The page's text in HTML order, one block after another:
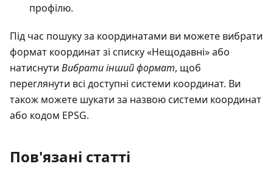
профілю.
Під час пошуку за координатами ви можете вибрати
формат координат зі списку «Нещодавні» або
натиснути Вибрати інший формат, щоб
переглянути всі доступні системи координат. Ви
також можете шукати за назвою системи координат
або кодом EPSG.
Пов'язані статті